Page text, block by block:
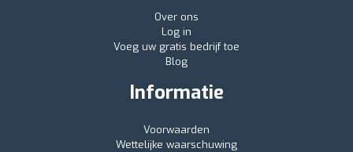
Over ons
Log in
Voeg uw gratis bedrijf toe
Blog
Informatie
Voorwaarden
Wettelijke waarschuwing